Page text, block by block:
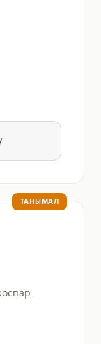
ТАНЫМАЛ